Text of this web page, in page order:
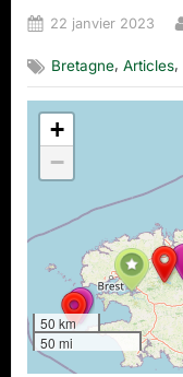
Posted
22 janvier 2023
Bretagne,Articles,
+
−
50 km
50 mi